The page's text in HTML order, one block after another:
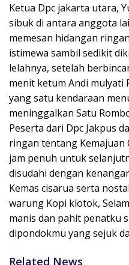
Ketua Dpc jakarta utara,
sibuk di antara anggota
memesan hidangan
istimewa sambil sedikit
lelahnya, setelah
menit ketum Andi mulyati
yang satu kendaraan
meninggalkan Satu
Peserta dari Dpc Jakpus
ringan tentang Kemajuan
jam penuh untuk
disudahi dengan
Kemas cisarua serta
warung Kopi klotok,
manis dan pahit penatku
dipondokmu yang sejuk
Related News